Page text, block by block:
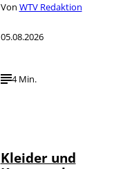
Von WTV Redaktion
05.08.2026
4 Min.
Kleider und